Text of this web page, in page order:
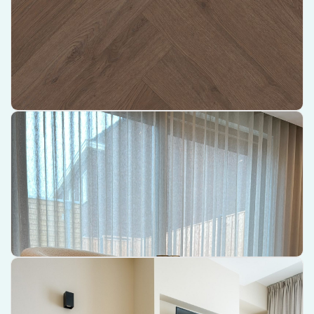
Visgraat XL 90 Rigid Click installatie systeem
Kwaliteitsmerk Belakos
€ 45,85 per m²
Bekijk product
Belakos Attico Visgraat XL 83 Rigid Click PVC – 1.35 m² Per Pak
Hoogwaardige PVC-vloer met luxe uitstraling
Extra groot formaat ideaal voor ruime oppervlakken
Eenvoudige installatie met Rigid Click systeem
€ 45,85 per m²
Bekijk product
Belakos Palazzo Visgraat XL 77 Rigid Click PVC – 1.35 m² Per
Visgraatontwerp voor een luxe uitstraling